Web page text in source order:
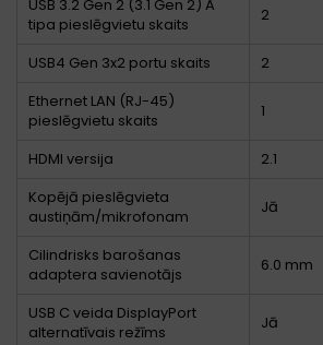
USB 3.2 Gen 2 (3.1 Gen 2) A
tipa pieslēgvietu skaits
2
USB4 Gen 3x2 portu skaits
2
Ethernet LAN (RJ-45)
pieslēgvietu skaits
1
HDMI versija
2.1
Kopējā pieslēgvieta
austiņām/mikrofonam
Jā
Cilindrisks barošanas
adaptera savienotājs
6.0 mm
USB C veida DisplayPort
alternatīvais režīms
Jā